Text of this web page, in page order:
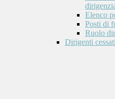
Elenco
Posti di
Ruolo
Dirigenti cessati